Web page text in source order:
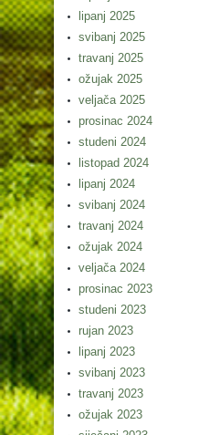
lipanj 2025
svibanj 2025
travanj 2025
ožujak 2025
veljača 2025
prosinac 2024
studeni 2024
listopad 2024
lipanj 2024
svibanj 2024
travanj 2024
ožujak 2024
veljača 2024
prosinac 2023
studeni 2023
rujan 2023
lipanj 2023
svibanj 2023
travanj 2023
ožujak 2023